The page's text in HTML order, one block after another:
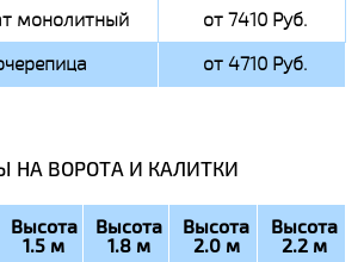
монолитный
от 7410 Руб.
от 4710 Руб.
НА ВОРОТА И КАЛИТКИ
Высота
1.5 м
Высота
1.8 м
Высота
2.0 м
Высота
2.2 м